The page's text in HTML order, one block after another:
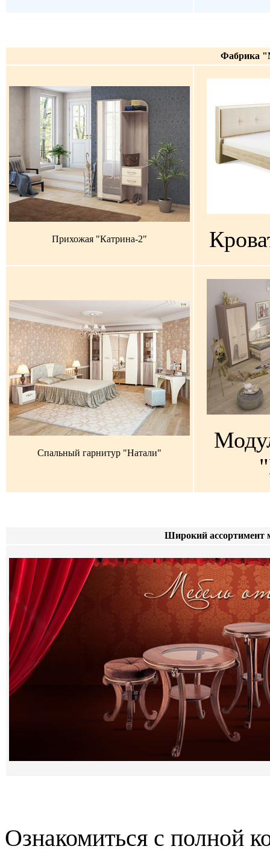
Фабрика
Прихожая "Катрина-2"
Спальный гарнитур "Натали"
Широкий ассортимент
Ознакомиться с полной